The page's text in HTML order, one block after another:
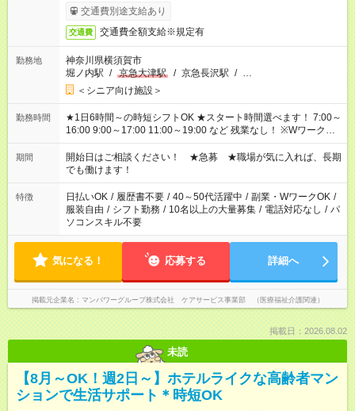
完了次第のお支払いとなります。
交通費別途支給あり
交通費 交通費全額支給※規定有
勤務地
神奈川県横須賀市
堀ノ内駅 / 京急大津駅 / 京急長沢駅 / …
＜シニア向け施設＞
勤務時間
★1日6時間～の時短シフトOK ★スタート時間選べます！ 7:00～
16:00 9:00～17:00 11:00～19:00 など 残業なし！ ※Wワークの
場合、他のお仕事と合わせ週40時間超の就業はご案内できませ
ん ※法令に基づき、週20時間以上勤務は社会保険への加入対象
となります ※労働者派遣法（日雇い派遣の原則禁止）により、
短時間・短期間の就業はご案内が難しい場合があります
期間
開始日はご相談ください！ ★急募 ★職場が気に入れば、長期
でも働けます！
特徴 日払いOK / 履歴書不要 / 40～50代活躍中 / 副業・WワークOK /
服装自由 / シフト勤務 / 10名以上の大量募集 / 電話対応なし / パ
ソコンスキル不要
気になる！ 応募する 詳細へ
掲載元企業名 マンパワーグループ株式会社 ケアサービス事業部 （医療福祉介護関連）
掲載日：2026.08.02
未読
【8月～OK！週2日～】ホテルライクな高齢者マン
ションで生活サポート＊時短OK